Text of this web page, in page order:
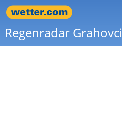
Regenradar Grahovci